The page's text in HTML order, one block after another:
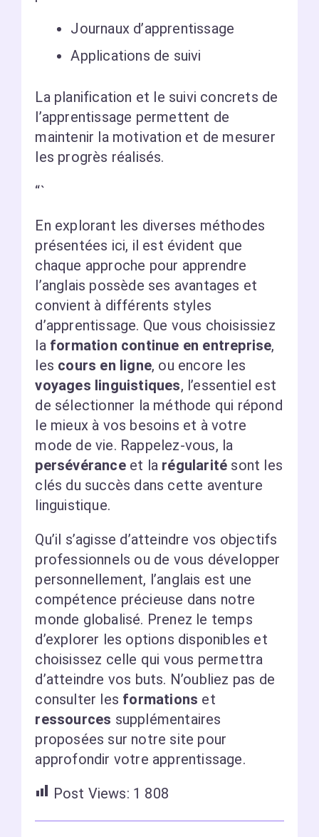
Journaux d’apprentissage
Applications de suivi
La planification et le suivi concrets de
l’apprentissage permettent de
maintenir la motivation et de mesurer
les progrès réalisés.
“`
En explorant les diverses méthodes
présentées ici, il est évident que
chaque approche pour apprendre
l’anglais possède ses avantages et
convient à différents styles
d’apprentissage. Que vous choisissiez
la formation continue en entreprise,
les cours en ligne, ou encore les
voyages linguistiques, l’essentiel est
de sélectionner la méthode qui répond
le mieux à vos besoins et à votre
mode de vie. Rappelez-vous, la
persévéranceet la régularité sont les
clés du succès dans cette aventure
linguistique.
Qu’il s’agisse d’atteindre vos objectifs
professionnels ou de vous développer
personnellement, l’anglais est une
compétence précieuse dans notre
monde globalisé. Prenez le temps
d’explorer les options disponibles et
choisissez celle qui vous permettra
d’atteindre vos buts. N’oubliez pas de
consulter les formations et
ressources supplémentaires
proposées sur notre site pour
approfondir votre apprentissage.
Post Views: 1 808